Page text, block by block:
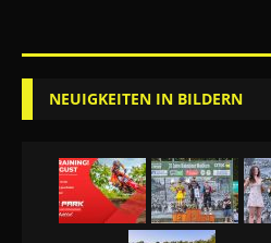
NEUIGKEITEN IN BILDERN